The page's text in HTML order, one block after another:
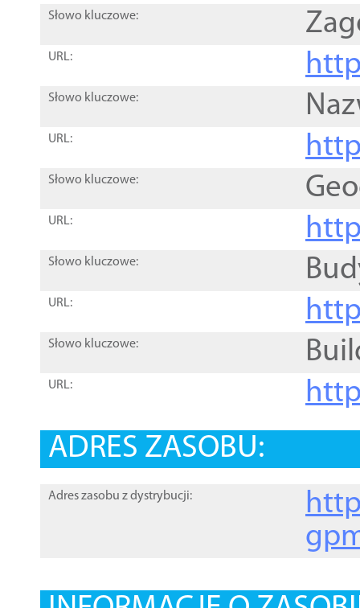
Słowo kluczowe:
URL:
Słowo kluczowe:
URL:
Słowo kluczowe:
URL:
Słowo kluczowe:
URL:
Słowo kluczowe:
URL:
ADRES ZASOBU:
Adres zasobu z dystrybucji: